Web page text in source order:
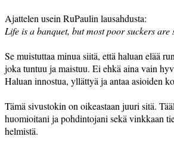
Ajattelen usein RuPaulin lausahdusta:
Life is a banquet, but most poor suckers
Se muistuttaa minua siitä, että haluan elää
joka tuntuu ja maistuu. Ei ehkä aina vain
Haluan innostua, yllättyä ja antaa asioiden
Tämä sivustokin on oikeastaan juuri sitä.
huomioitani ja pohdintojani sekä vinkkaan
helmistä.